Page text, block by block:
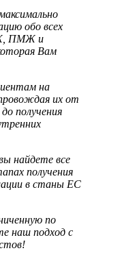
обо всех
ПМЖ и
Вам
на
их от
получения
найдете все
получения
в станы ЕС
по
наш подход с